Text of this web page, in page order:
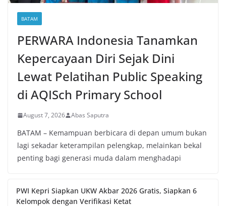
BATAM
PERWARA Indonesia Tanamkan
Kepercayaan Diri Sejak Dini
Lewat Pelatihan Public Speaking
di AQISch Primary School
August 7, 2026 Abas Saputra
BATAM – Kemampuan berbicara di depan umum bukan
lagi sekadar keterampilan pelengkap, melainkan bekal
penting bagi generasi muda dalam menghadapi
PWI Kepri Siapkan UKW Akbar 2026 Gratis, Siapkan 6
Kelompok dengan Verifikasi Ketat